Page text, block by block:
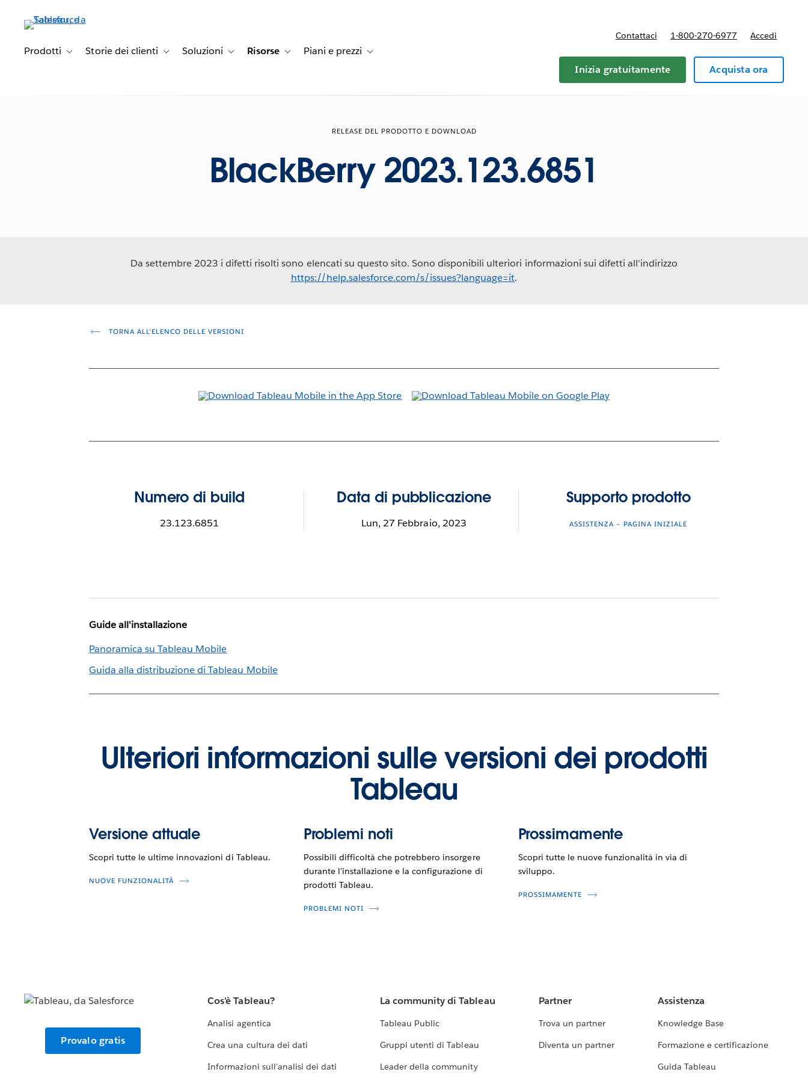
principale
Prodotti Toggle sub-navigation for Prodotti
Storie dei clienti Toggle sub-navigation for Storie dei clienti
Soluzioni Toggle sub-navigation for Soluzioni
Risorse Toggle sub-navigation for Risorse
Piani e prezzi Toggle sub-navigation for Piani e prezzi
Contattaci 1-800-270-6977 Accedi
Inizia gratuitamente Acquista ora
RELEASE DEL PRODOTTO E DOWNLOAD
BlackBerry 2023.123.6851
Da settembre 2023 i difetti risolti sono elencati su questo sito. Sono disponibili ulteriori informazioni sui difetti all'indirizzo
https://help.salesforce.com/s/issues?language=it.
TORNA ALL'ELENCO DELLE VERSIONI
Numero di build
23.123.6851
Data di pubblicazione
Lun, 27 Febbraio, 2023
Supporto prodotto
ASSISTENZA – PAGINA INIZIALE
Guide all'installazione
Panoramica su Tableau Mobile
Guida alla distribuzione di Tableau Mobile
Ulteriori informazioni sulle versioni dei prodotti
Tableau
Versione attuale
Scopri tutte le ultime innovazioni di Tableau.
NUOVE FUNZIONALITÀ
Problemi noti
Possibili difficoltà che potrebbero insorgere
durante l'installazione e la configurazione di
prodotti Tableau.
PROBLEMI NOTI
Prossimamente
Scopri tutte le nuove funzionalità in via di
sviluppo.
PROSSIMAMENTE
Provalo gratis
Cos'è Tableau?
Analisi agentica
Crea una cultura dei dati
Informazioni sull'analisi dei dati
La community di Tableau
Tableau Public
Gruppi utenti di Tableau
Leader della community
Partner
Trova un partner
Diventa un partner
Assistenza
Knowledge Base
Formazione e certificazione
Guida Tableau